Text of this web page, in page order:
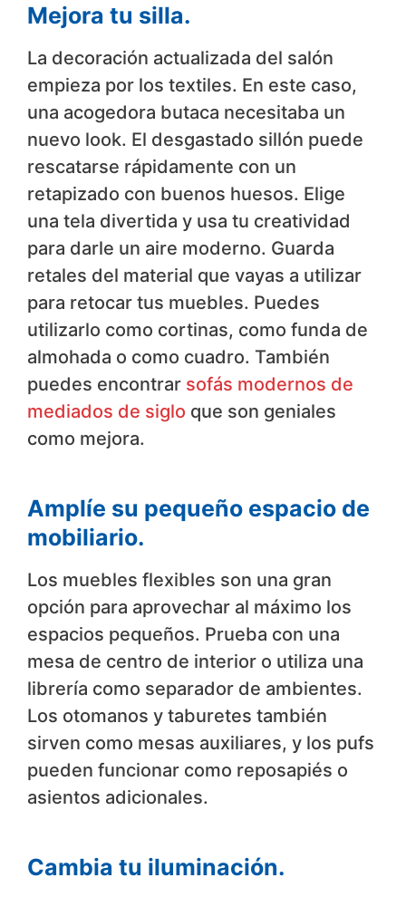
Mejora tu silla.
La decoración actualizada del salón
empieza por los textiles. En este caso,
una acogedora butaca necesitaba un
nuevo look. El desgastado sillón puede
rescatarse rápidamente con un
retapizado con buenos huesos. Elige
una tela divertida y usa tu creatividad
para darle un aire moderno. Guarda
retales del material que vayas a utilizar
para retocar tus muebles. Puedes
utilizarlo como cortinas, como funda de
almohada o como cuadro. También
puedes encontrar sofás modernos de
mediados de siglo que son geniales
como mejora.
Amplíe su pequeño espacio de
mobiliario.
Los muebles flexibles son una gran
opción para aprovechar al máximo los
espacios pequeños. Prueba con una
mesa de centro de interior o utiliza una
librería como separador de ambientes.
Los otomanos y taburetes también
sirven como mesas auxiliares, y los pufs
pueden funcionar como reposapiés o
asientos adicionales.
Cambia tu iluminación.